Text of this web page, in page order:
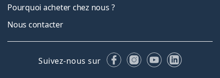
Pourquoi acheter chez nous ?
Nous contacter
Suivez-nous sur FacebookInstagram
YouTubeLinkedIn